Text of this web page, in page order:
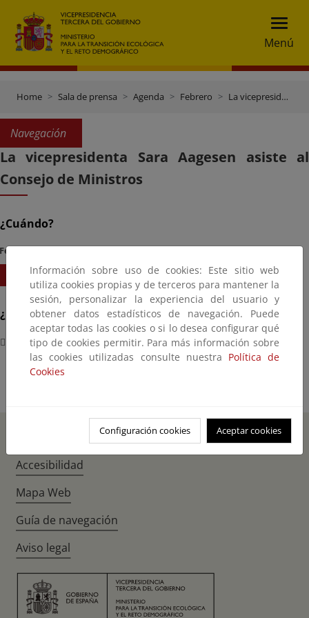
Menú
Home Sala de prensa Agenda Febrero La vicepresidenta Sara Aagesen asiste al Consejo de Ministros
Navegación
La vicepresidenta Sara Aagesen asiste al
Consejo de Ministros
¿Cuándo?
Fecha Inicio
24/02/2026
Hora
09:30
¿Dónde?
Complejo de la Moncloa
Información sobre uso de cookies: Este sitio web
utiliza cookies propias y de terceros para mantener la
sesión, personalizar la experiencia del usuario y
obtener datos estadísticos de navegación. Puede
aceptar todas las cookies o si lo desea configurar qué
tipo de cookies permitir. Para más información sobre
las cookies utilizadas consulte nuestra Política de
Cookies
Configuración cookies Aceptar cookies
Accesibilidad
Mapa Web
Guía de navegación
Aviso legal